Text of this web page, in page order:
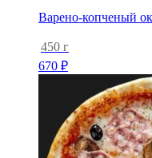
Варено-копченый
450 г
670 ₽